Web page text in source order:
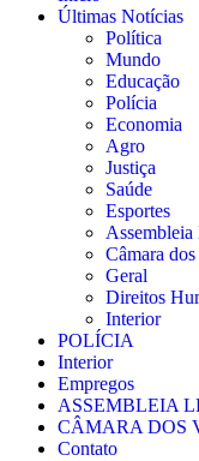
Últimas Notícias
Política
Mundo
Educação
Polícia
Economia
Agro
Justiça
Saúde
Esportes
Câmara
Geral
Direitos
Interior
POLÍCIA
Interior
Empregos
ASSEMBLEIA
CÂMARA DOS
Contato